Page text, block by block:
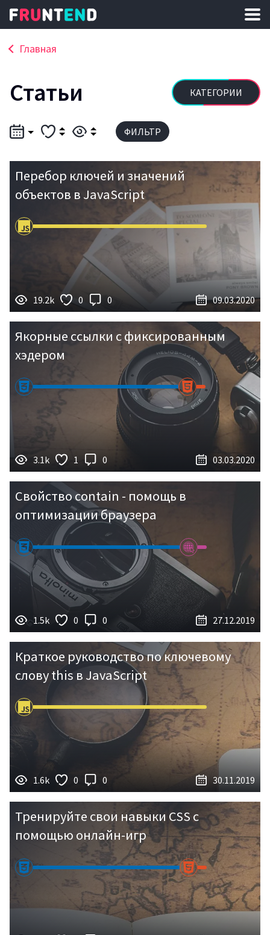
Главная
Статьи КАТЕГОРИИ
ФИЛЬТР
Перебор ключей и значений
объектов в JavaScript
19.2k 0 0 09.03.2020
Якорные ссылки с фиксированным
хэдером
3.1k 1 0 03.03.2020
Свойство contain - помощь в
оптимизации браузера
1.5k 0 0 27.12.2019
Краткое руководство по ключевому
слову this в JavaScript
1.6k 0 0 30.11.2019
Тренируйте свои навыки CSS с
помощью онлайн-игр